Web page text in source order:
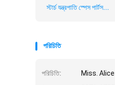
স্টার্চ যন্ত্রপাতি স্পেস পার্টস...
পরিচিতি
পরিচিতি: Miss.